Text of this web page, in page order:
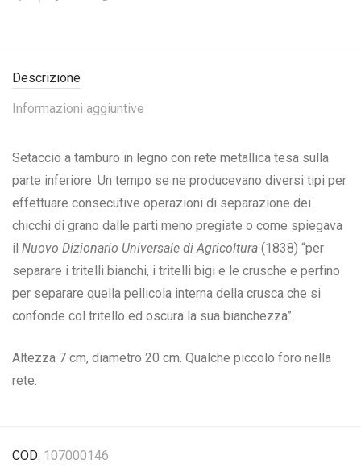
Descrizione
Informazioni aggiuntive
Setaccio a tamburo in legno con rete metallica tesa sulla
parte inferiore. Un tempo se ne producevano diversi tipi per
effettuare consecutive operazioni di separazione dei
chicchi di grano dalle parti meno pregiate o come spiegava
il Nuovo Dizionario Universale di Agricoltura (1838) “per
separare i tritelli bianchi, i tritelli bigi e le crusche e perfino
per separare quella pellicola interna della crusca che si
confonde col tritello ed oscura la sua bianchezza”.
Altezza 7 cm, diametro 20 cm. Qualche piccolo foro nella
rete.
COD: 107000146